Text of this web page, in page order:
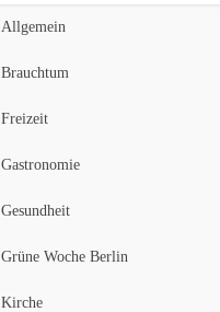
Allgemein
Brauchtum
Freizeit
Gastronomie
Gesundheit
Grüne Woche Berlin
Kirche